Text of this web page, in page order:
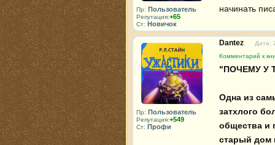
Пр: Пользователь
Репутация:+65
Ст: Новичок
начинать
Пр: Пользователь
Репутация:+549
Ст: Профи
Dantez
Дата:
Комментарий к
"ПОЧЕМУ У
Одна из
затхлого
общества и
старый дом